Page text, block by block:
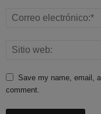
Save my name, email,
comment.